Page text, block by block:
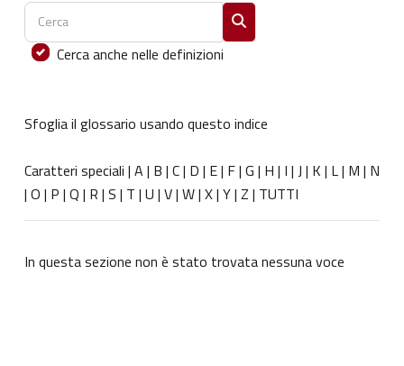
Cerca
Cerca
Cerca anche nelle definizioni
Sfoglia il glossario usando questo indice
Caratteri speciali | A | B | C| D | E| F| G | H | I | J | K | L| M | N
| O | P | Q | R | S | T | U | V| W| X| Y| Z | TUTTI
In questa sezione non è stato trovata nessuna voce